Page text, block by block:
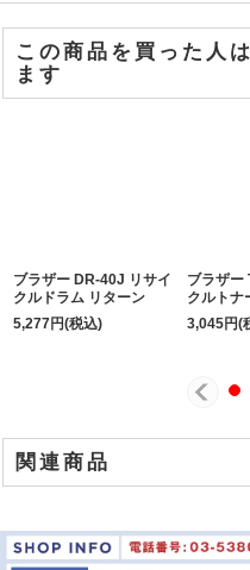
この商品を買った人
ます
ブラザー DR-40J リサイ
クルドラム リターン
5,277円(税込)
ブラザー
クルトナ
3,045円(
関連商品
ブラザー TN-47J リサイクルト